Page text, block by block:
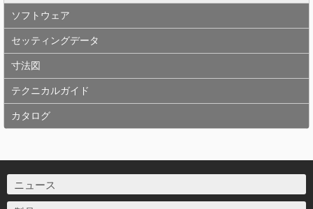
ソフトウェア
セッティングデータ
寸法図
テクニカルガイド
カタログ
ニュース